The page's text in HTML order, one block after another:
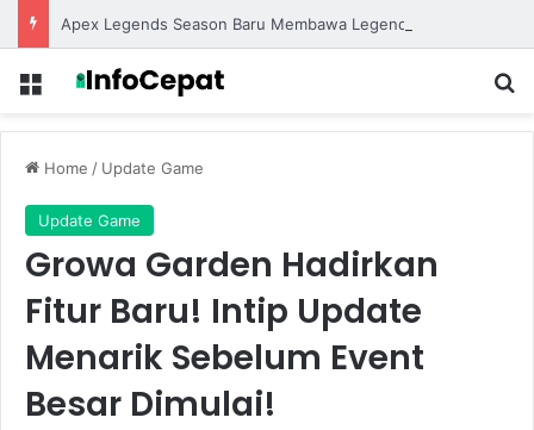
Menu
Home / Update Game
Update Game
Growa Garden Hadirkan
Fitur Baru! Intip Update
Menarik Sebelum Event
Besar Dimulai!